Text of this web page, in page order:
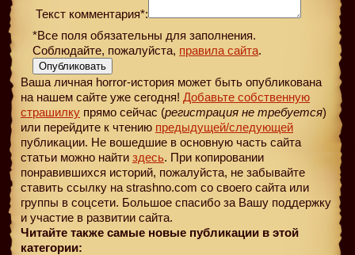
Текст комментария*:
*Все поля обязательны для заполнения.
Соблюдайте, пожалуйста, правила сайта.
Опубликовать
Ваша личная horror-история может быть опубликована
на нашем сайте уже сегодня! Добавьте собственную
страшилку прямо сейчас (регистрация не требуется)
или перейдите к чтению предыдущей/следующей
публикации. Не вошедшие в основную часть сайта
статьи можно найти здесь. При копировании
понравившихся историй, пожалуйста, не забывайте
ставить ссылку на strashno.com со своего сайта или
группы в соцсети. Большое спасибо за Вашу поддержку
и участие в развитии сайта.
Читайте также самые новые публикации в этой
категории: